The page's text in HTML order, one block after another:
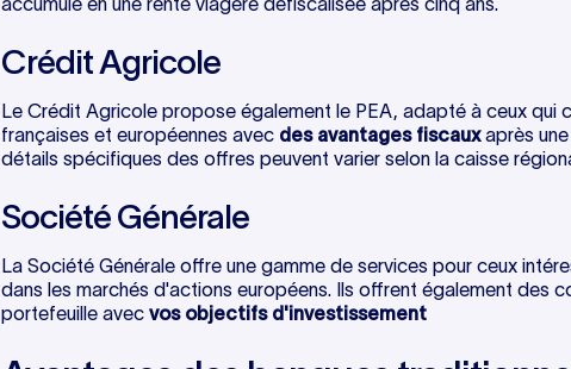
Crédit Agricole
Le Crédit Agricole propose également le PEA, adapté à ceux qui
françaises et européennes avec des avantages fiscauxaprès
détails spécifiques des offres peuvent varier selon la caisse
Société Générale
La Société Générale offre une gamme de services pour ceux
dans les marchés d'actions européens. Ils offrent également des
portefeuille avec vos objectifs d'investissement​